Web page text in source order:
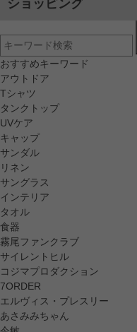
ショッピング
おすすめキーワード
アウトドア
Tシャツ
タンクトップ
UVケア
キャップ
サンダル
リネン
サングラス
インテリア
タオル
食器
霧尾ファンクラブ
サイレントヒル
コジマプロダクション
7ORDER
エルヴィス・プレスリー
あさみみちゃん